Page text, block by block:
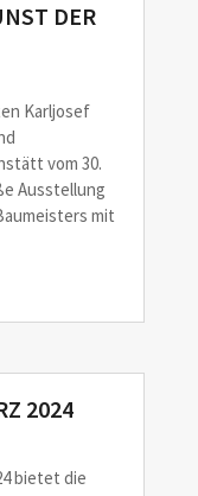
DER
Karljosef
vom 30.
Ausstellung
mit
2024
bietet die